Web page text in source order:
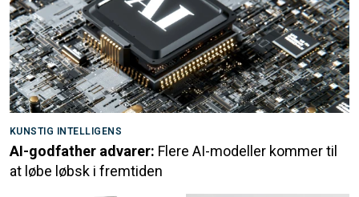
KUNSTIG INTELLIGENS
AI-godfather advarer: Flere AI-modeller kommer til
at løbe løbsk i fremtiden